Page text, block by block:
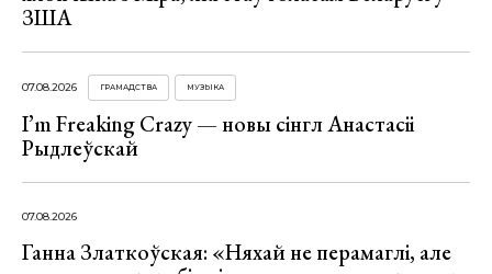
ЗША
07.08.2026 ГРАМАДСТВА МУЗЫКА
I’m Freaking Crazy — новы сінгл Анастасіі
Рыдлеўскай
07.08.2026
Ганна Златкоўская: «Няхай не перамаглі, але